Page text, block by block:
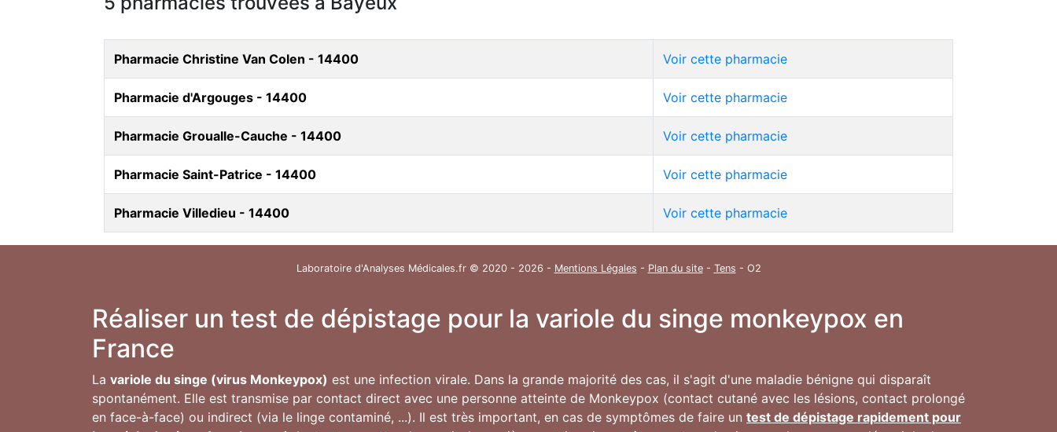
Pharmacie Christine Van Colen - 14400 Voir cette pharmacie
Pharmacie d'Argouges - 14400 Voir cette pharmacie
Pharmacie Groualle-Cauche - 14400 Voir cette pharmacie
Pharmacie Saint-Patrice - 14400 Voir cette pharmacie
Pharmacie Villedieu - 14400 Voir cette pharmacie
Laboratoire d'Analyses Médicales.fr © 2020 - 2026 - Mentions Légales - Plan du site- Tens - O2
Réaliser un test de dépistage pour la variole du singe monkeypox en
France
La variole du singe (virus Monkeypox) est une infection virale. Dans la grande majorité des cas, il s'agit d'une maladie bénigne qui disparaît
spontanément. Elle est transmise par contact direct avec une personne atteinte de Monkeypox (contact cutané avec les lésions, contact prolongé
en face-à-face) ou indirect (via le linge contaminé, ...). Il est très important, en cas de symptômes de faire un test de dépistage rapidement pour